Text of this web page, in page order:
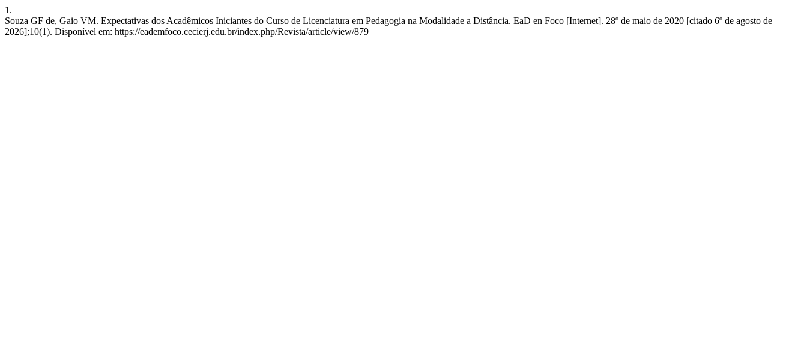
1.
Souza GF de, Gaio VM. Expectativas dos Acadêmicos Iniciantes do Curso de Licenciatura em Pedagogia na Modalidade a Distância. EaD en Foco [Internet]. 28º de maio de 2020 [citado 6º de agosto de
2026];10(1). Disponível em: https://eademfoco.cecierj.edu.br/index.php/Revista/article/view/879